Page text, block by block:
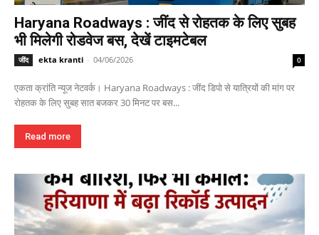
Haryana Roadways : जींद से रोहतक के लिए सुबह
भी मिलेगी रोडवेज बस, देखें टाइमटेबल
जींद ekta kranti - 04/06/2026 0
एकता क्रांति न्यूज नेटवर्क। Haryana Roadways : जींद डिपो से यात्रियों की मांग पर
रोहतक के लिए सुबह सात बजकर 30 मिनट पर बस...
Read more